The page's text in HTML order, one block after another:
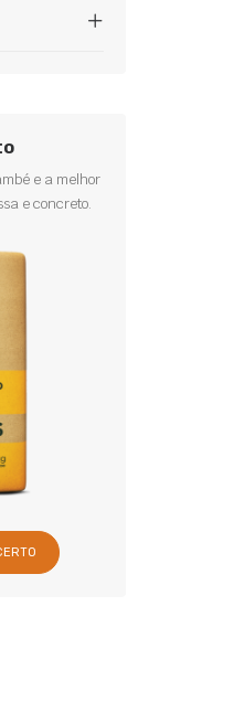
e a melhor
e concreto.